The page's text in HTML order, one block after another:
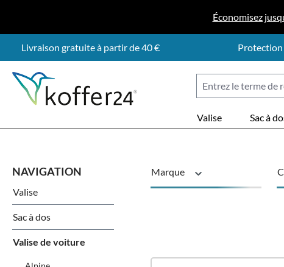
Économisez
Livraison gratuite à partir de 40 € Protection
Valise Sac à
Valise
Sac à dos
Valise de voiture
Marque